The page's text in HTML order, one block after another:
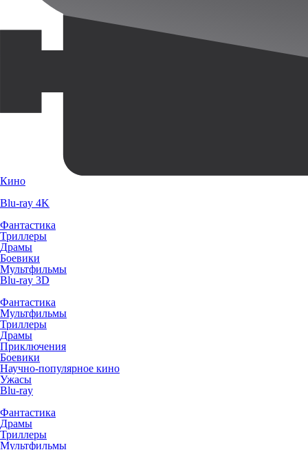
Кино
Blu-ray 4K
Фантастика
Триллеры
Драмы
Боевики
Мультфильмы
Blu-ray 3D
Фантастика
Мультфильмы
Триллеры
Драмы
Приключения
Боевики
Научно-популярное кино
Ужасы
Blu-ray
Фантастика
Драмы
Триллеры
Мультфильмы